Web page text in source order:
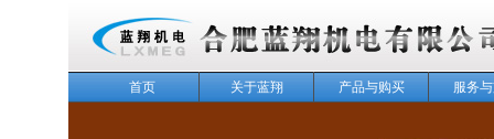
首页 关于蓝翔 产品与购买 服务